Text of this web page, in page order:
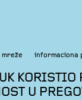
informaciona
KORISTIO
U